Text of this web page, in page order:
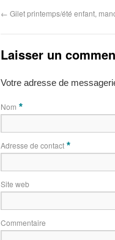
← Gilet printemps/été enfant,
Laisser un
Votre adresse de
Nom *
Adresse de contact *
Site web
Commentaire